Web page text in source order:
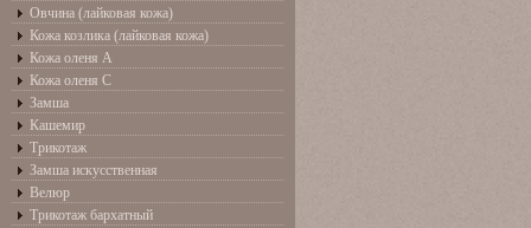
Овчина (лайковая кожа)
Кожа козлика (лайковая кожа)
Кожа оленя А
Кожа оленя С
Замша
Кашемир
Трикотаж
Замша искусственная
Велюр
Трикотаж бархатный